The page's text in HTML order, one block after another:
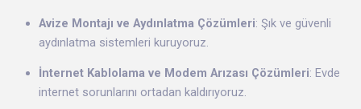
Avize Montajı ve Aydınlatma Çözümleri: Şık ve güvenli
aydınlatma sistemleri kuruyoruz.
İnternet Kablolama ve Modem Arızası Çözümleri: Evde
internet sorunlarını ortadan kaldırıyoruz.